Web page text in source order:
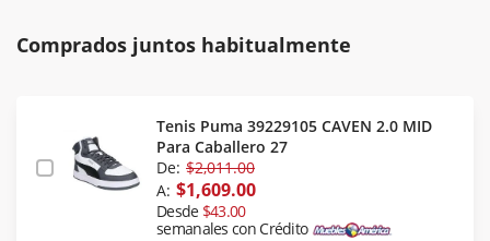
Comprados juntos habitualmente
Tenis Puma 39229105 CAVEN 2.0 MID
Para Caballero 27
De: $2,011.00
A: $1,609.00
Desde $43.00
semanales con Crédito